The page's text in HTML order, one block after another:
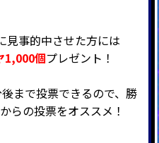
見事的中させた方には
1,000個プレゼント！
まで投票できるので、勝
らの投票をオススメ！